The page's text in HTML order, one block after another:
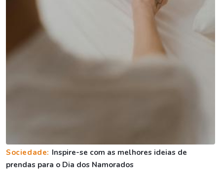
Sociedade: Inspire-se com as melhores ideias de
prendas para o Dia dos Namorados